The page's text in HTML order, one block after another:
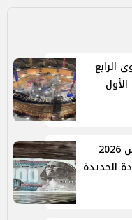
الرابع
موعد صرف مرتبات شهر أغسطس 2026
الجديدة